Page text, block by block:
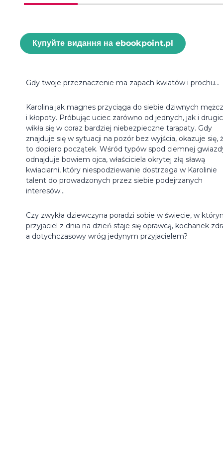
Купуйте видання на ebookpoint.pl
Gdy twoje przeznaczenie ma zapach kwiatów i prochu...
Karolina jak magnes przyciąga do siebie dziwnych
i kłopoty. Próbując uciec zarówno od jednych, jak i
wikła się w coraz bardziej niebezpieczne tarapaty. Gdy
znajduje się w sytuacji na pozór bez wyjścia, okazuje się,
to dopiero początek. Wśród typów spod ciemnej
odnajduje bowiem ojca, właściciela okrytej złą sławą
kwiaciarni, który niespodziewanie dostrzega w Karolinie
talent do prowadzonych przez siebie podejrzanych
interesów...
Czy zwykła dziewczyna poradzi sobie w świecie, w
przyjaciel z dnia na dzień staje się oprawcą, kochanek
a dotychczasowy wróg jedynym przyjacielem?